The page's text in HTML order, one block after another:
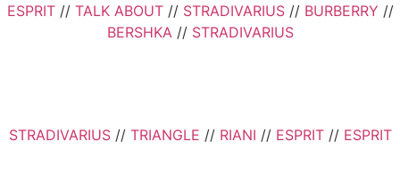
ESPRIT// TALK ABOUT// STRADIVARIUS//BURBERRY //
BERSHKA // STRADIVARIUS
STRADIVARIUS// TRIANGLE // RIANI // ESPRIT// ESPRIT